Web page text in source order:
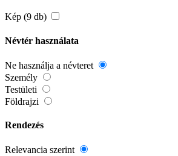
Kép (9 db)
Névtér használata
Ne használja a névteret
Személy
Testületi
Földrajzi
Rendezés
Relevancia szerint